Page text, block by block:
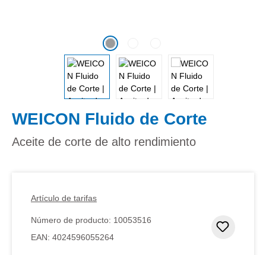
WEICON Fluido de Corte
Aceite de corte de alto rendimiento
Artículo de tarifas
Número de producto: 10053516
EAN: 4024596055264